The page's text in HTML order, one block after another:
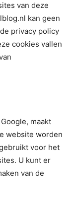
van deze
kan geen
privacy policy
cookies vallen
maakt
website worden
voor het
U kunt er
van de